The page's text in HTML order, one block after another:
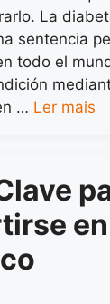
La
sentencia
todo el
… Ler mais